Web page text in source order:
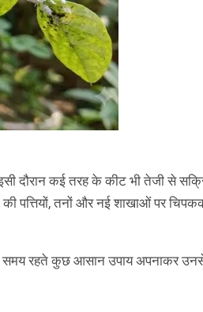
दौरान कई तरह के कीट भी तेजी से
पत्तियों, तनों और नई शाखाओं पर
समय रहते कुछ आसान उपाय अपनाकर उनसे